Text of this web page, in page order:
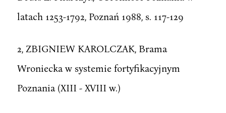
latach 1253-1792, Poznań 1988, s. 117-129
2, ZBIGNIEW KAROLCZAK, Brama
Wroniecka w systemie fortyfikacyjnym
Poznania (XIII - XVIII w.)